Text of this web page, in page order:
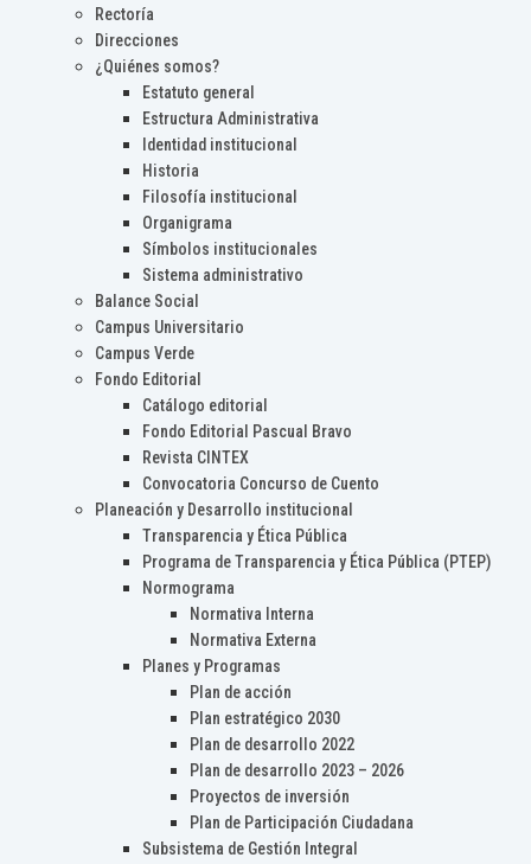
Rectoría
Direcciones
¿Quiénes somos?
Estatuto general
Estructura Administrativa
Identidad institucional
Historia
Filosofía institucional
Organigrama
Símbolos institucionales
Sistema administrativo
Balance Social
Campus Universitario
Campus Verde
Fondo Editorial
Catálogo editorial
Fondo Editorial Pascual Bravo
Revista CINTEX
Convocatoria Concurso de Cuento
Planeación y Desarrollo institucional
Transparencia y Ética Pública
Programa de Transparencia y Ética Pública (PTEP)
Normograma
Normativa Interna
Normativa Externa
Planes y Programas
Plan de acción
Plan estratégico 2030
Plan de desarrollo 2022
Plan de desarrollo 2023 – 2026
Proyectos de inversión
Plan de Participación Ciudadana
Subsistema de Gestión Integral